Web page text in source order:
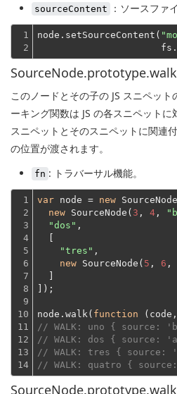
sourceContent ：ソースファ
1
2
node.setSourceContent(
このノードとその子の JS スニペッ
ーキング関数は JS の各スニペット
スニペットとそのスニペットに関連
の位置が渡されます。
fn : トラバーサル機能。
1
2
3
4
5
6
7
8
9
10
11
12
13
14
var node = new
new SourceNode( 3 , 4 ,
"dos" ,
  [
"tres" ,
new SourceNode( 5 , 6 ,
  ]
]);
node.walk( function (
// WALK: uno {
// WALK: dos {
// WALK: tres {
// WALK: quatro {